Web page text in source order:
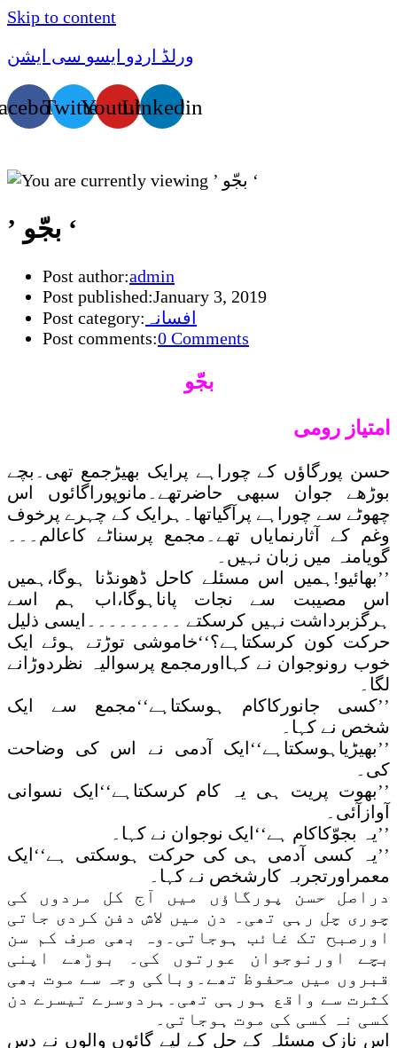
Skip to content
ورلڈ اردو ایسو سی ایشن
TwitterYoutubeLinkedin
’ بجّو ‘
Post author:admin
Post published:January 3, 2019
Post category: افسانہ
Post comments:0 Comments
بجّو
امتیاز رومی
حسن پورگاؤں کے چوراہے پرایک بھیڑجمع تھی۔بچے
بوڑھے جوان سبھی حاضرتھے۔مانوپوراگائوں اس
چھوٹے سے چوراہے پرآگیاتھا۔ہرایک کے چہرے پرخوف
وغم کے آثارنمایاں تھے۔مجمع پرسناٹے کاعالم۔۔۔
گویامنہ میں زبان نہیں۔
’’بھائیو!ہمیں اس مسئلے کاحل ڈھونڈنا ہوگا،ہمیں
اس مصیبت سے نجات پاناہوگا،اب ہم اسے
ہرگزبرداشت نہیں کرسکتے ۔۔۔۔۔۔۔۔۔ایسی ذلیل
حرکت کون کرسکتاہے؟‘‘خاموشی توڑتے ہوئے ایک
خوب رونوجوان نے کہااورمجمع پرسوالیہ نظردوڑانے
لگا۔
’’کسی جانورکاکام ہوسکتاہے‘‘مجمع سے ایک
شخص نے کہا۔
’’بھیڑیاہوسکتاہے‘‘ایک آدمی نے اس کی وضاحت
کی۔
’’بھوت پریت ہی یہ کام کرسکتاہے‘‘ایک نسوانی
آوازآئی۔
’’یہ بجوّکاکام ہے‘‘ایک نوجوان نے کہا۔
’’یہ کسی آدمی ہی کی حرکت ہوسکتی ہے‘‘ایک
معمراورتجربہ کارشخص نے کہا۔
دراصل حسن پورگاؤں میں آج کل مردوں کی
چوری چل رہی تھی۔ دن میں لاش دفن کردی جاتی
اورصبح تک غائب ہوجاتی۔وہ بھی صرف کم سن
بچے اورنوجوان عورتوں کی۔ بوڑھے اپنی
قبروں میں محفوظ تھے۔وباکی وجہ سے موت بھی
کثرت سے واقع ہورہی تھی۔ہردوسرے تیسرے دن
کسی نہ کسی کی موت ہوجاتی۔
اس نازک مسئلہ کے حل کے لیے گائوں والوں نے دس